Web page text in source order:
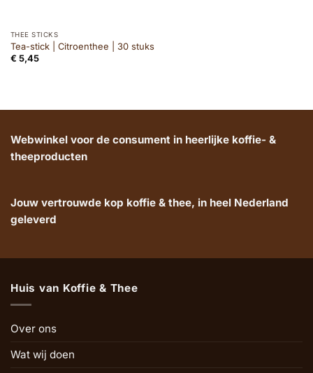
THEE STICKS
Tea-stick | Citroenthee | 30 stuks
€ 5,45
Webwinkel voor de consument in heerlijke koffie- &
theeproducten
Jouw vertrouwde kop koffie & thee, in heel Nederland
geleverd
Huis van Koffie & Thee
Over ons
Wat wij doen